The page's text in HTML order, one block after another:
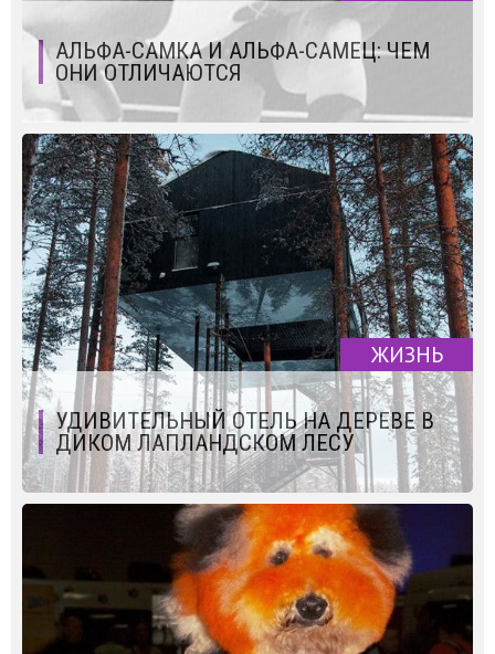
АЛЬФА-САМКА И АЛЬФА-САМЕЦ: ЧЕМ
ОНИ ОТЛИЧАЮТСЯ
ЖИЗНЬ
УДИВИТЕЛЬНЫЙ ОТЕЛЬ НА ДЕРЕВЕ В
ДИКОМ ЛАПЛАНДСКОМ ЛЕСУ